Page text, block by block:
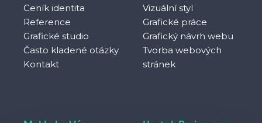
Ceník identita
Reference
Grafické studio
Často kladené otázky
Kontakt
Vizuální styl
Grafické práce
Grafický návrh webu
Tvorba webových
stránek